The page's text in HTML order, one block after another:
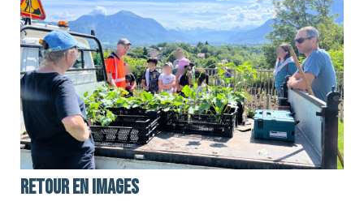
RETOUR en images